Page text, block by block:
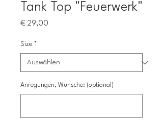
Tank Top "Feuerwerk"
€ 29,00
Size *
Anregungen, Wünsche: (optional)